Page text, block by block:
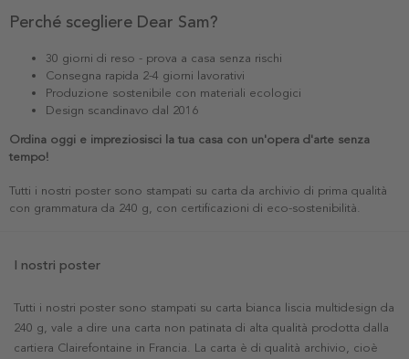
Perché scegliere Dear Sam?
30 giorni di reso - prova a casa senza rischi
Consegna rapida 2-4 giorni lavorativi
Produzione sostenibile con materiali ecologici
Design scandinavo dal 2016
Ordina oggi e impreziosisci la tua casa con un'opera d'arte senza
tempo!
Tutti i nostri poster sono stampati su carta da archivio di prima qualità
con grammatura da 240 g, con certificazioni di eco-sostenibilità.
I nostri poster
Tutti i nostri poster sono stampati su carta bianca liscia multidesign da
240 g, vale a dire una carta non patinata di alta qualità prodotta dalla
cartiera Clairefontaine in Francia. La carta è di qualità archivio, cioè